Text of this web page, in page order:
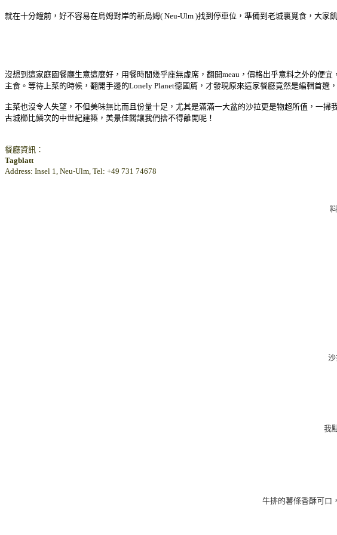
就在十分鐘前，好不容易在烏姆對岸的新烏姆( Neu-Ulm )找到停車位，準備到老城裏覓食，大
沒想到這家庭園餐廳生意這麼好，用餐時間幾乎座無虛席，翻開meau，價格出乎意料之外的便
主食。等待上菜的時候，翻開手邊的Lonely Planet德國篇 ，才發現原來這家餐廳竟然是編輯首選
主菜也沒令人失望，不但美味無比而且份量十足，尤其是滿滿一大盆的沙拉更是物超所值，一
古城櫛比鱗次的中世紀建築，美景佳餚讓我們捨不得離開呢！
餐廳資訊：
Tagblatt
Address: Insel 1, Neu-Ulm, Tel: +49 731 74678
我
牛排的薯條香酥可口